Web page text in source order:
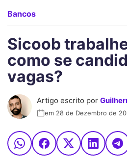
Bancos
Sicoob
como se
vagas?
Artigo escrito por
em 28 de Dezembro de